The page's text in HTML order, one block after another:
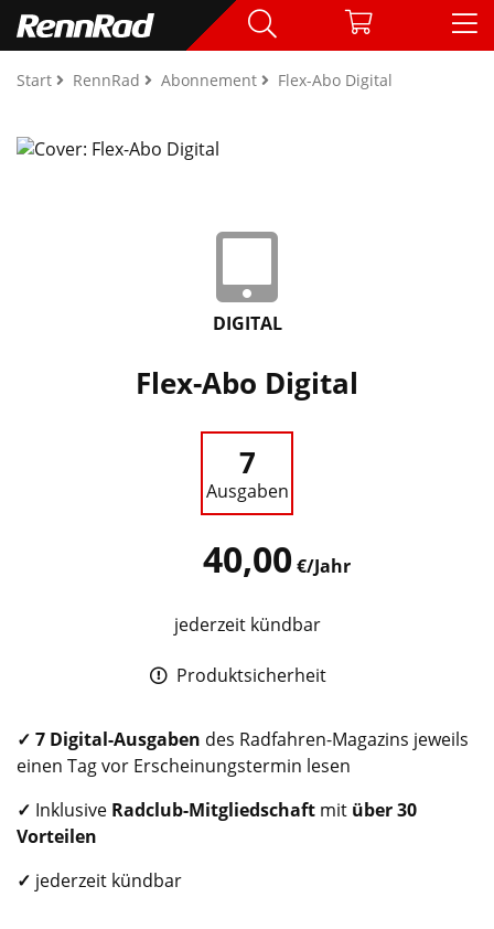
Start RennRad Abonnement Flex-Abo Digital
DIGITAL
Flex-Abo Digital
7
Ausgaben
40,00€/Jahr
jederzeit kündbar
Produktsicherheit
✓ 7 Digital-Ausgaben des Radfahren-Magazins jeweils
einen Tag vor Erscheinungstermin lesen
✓ Inklusive Radclub-Mitgliedschaft mit über 30
Vorteilen
✓ jederzeit kündbar